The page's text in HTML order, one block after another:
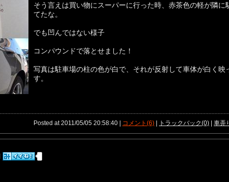
そう言えは買い物にスーパーに行った時、赤茶色の軽が隣に
てたな。
でも凹んではない様子
コンパウンドで落とせました！
写真は駐車場の柱の色が白で、それが反射して車体が白く映
す。
Posted at 2011/05/05 20:58:40 | コメント(6) トラックバック(0) 車弄